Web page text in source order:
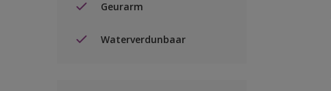
Geurarm
Waterverdunbaar